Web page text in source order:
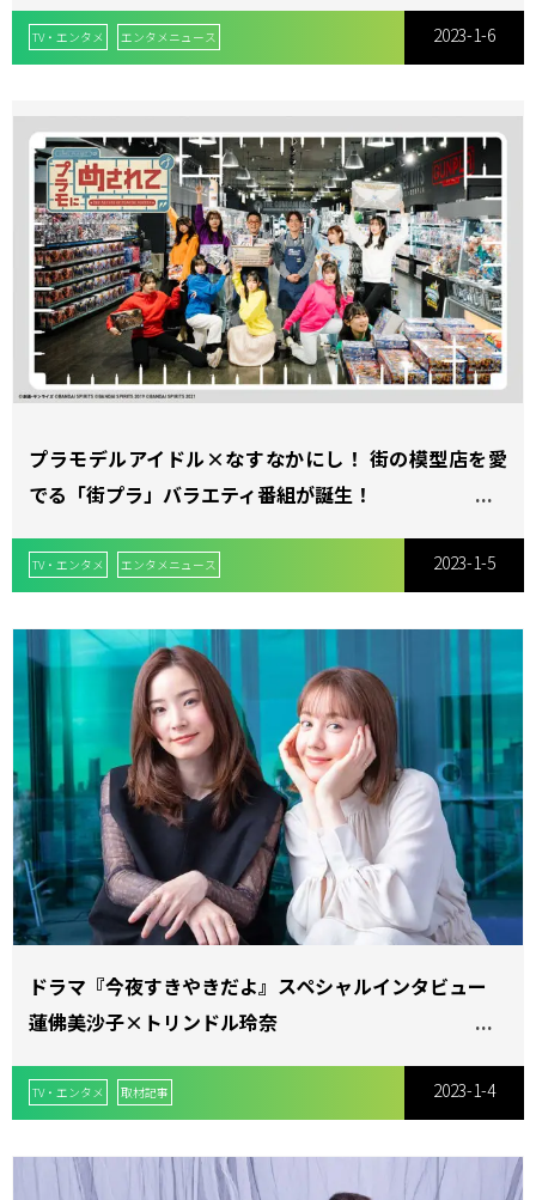
決！！
TV・エンタメ エンタメニュース 2023-1-6
プラモデルアイドル×なすなかにし！ 街の模型店を愛
でる「街プラ」バラエティ番組が誕生！
TV・エンタメ エンタメニュース 2023-1-5
ドラマ『今夜すきやきだよ』スペシャルインタビュー
蓮佛美沙子×トリンドル玲奈
TV・エンタメ 取材記事 2023-1-4